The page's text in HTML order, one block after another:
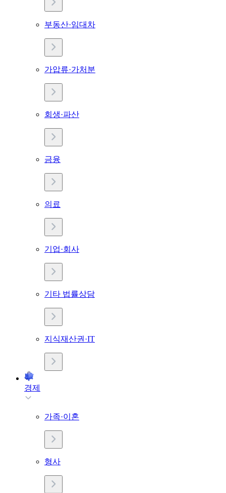
부동산·임대차
가압류·가처분
회생·파산
금융
의료
기업·회사
기타 법률상담
지식재산권·IT
경제
가족·이혼
형사